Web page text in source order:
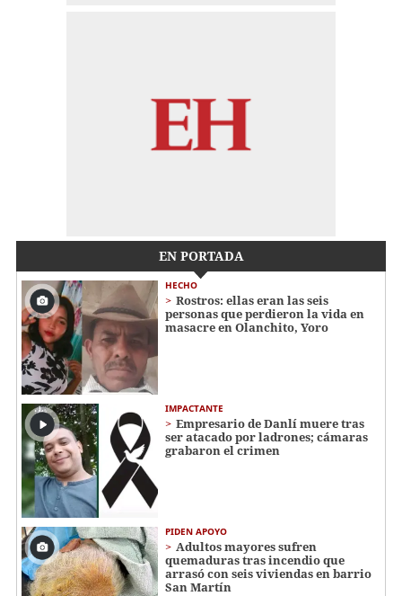
EN PORTADA
HECHO
Rostros: ellas eran las seis
personas que perdieron la vida en
masacre en Olanchito, Yoro
IMPACTANTE
Empresario de Danlí muere tras
ser atacado por ladrones; cámaras
grabaron el crimen
PIDEN APOYO
Adultos mayores sufren
quemaduras tras incendio que
arrasó con seis viviendas en barrio
San Martín